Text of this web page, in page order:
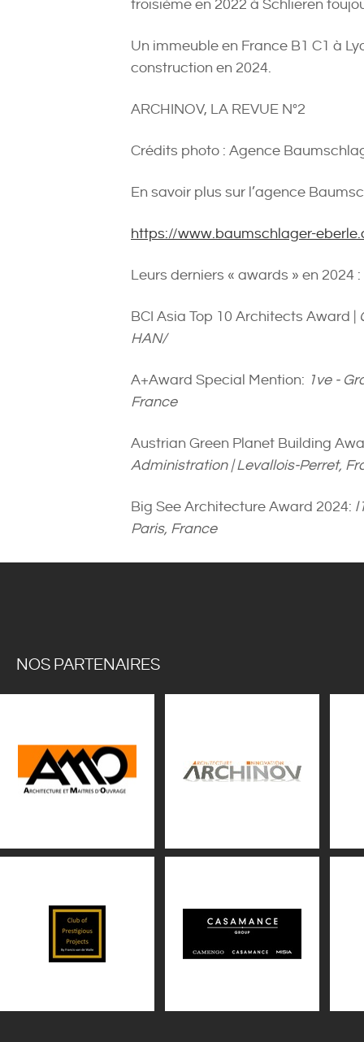
troisième en 2022 à Schlieren
Un immeuble en France B1 C1 à
construction en 2024.
ARCHINOV, LA REVUE N°2
Crédits photo : Agence
En savoir plus sur l’agence
https://www.baumschlager-
Leurs derniers « awards » en 2024 :
BCI Asia Top 10 Architects Award |
HAN/
A+Award Special Mention: 1ve -
France
Austrian Green Planet Building
Administration | Levallois-Perret,
Big See Architecture Award 2024:
Paris, France
NOS PARTENAIRES